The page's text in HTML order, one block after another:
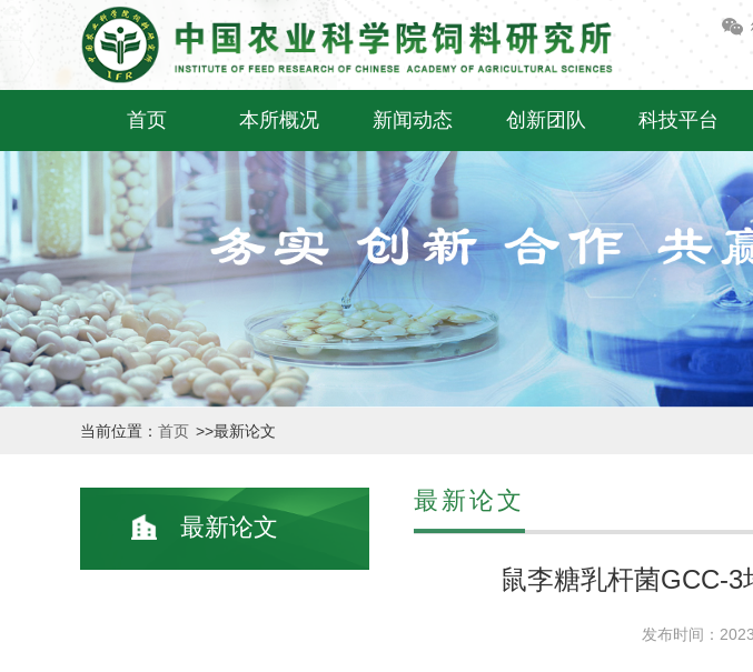
首页 本所概况 新闻动态 创新团队 科技平台
当前位置： 首页 >>最新论文
最新论文
最新论文
鼠李糖乳杆菌GCC-
发布时间：